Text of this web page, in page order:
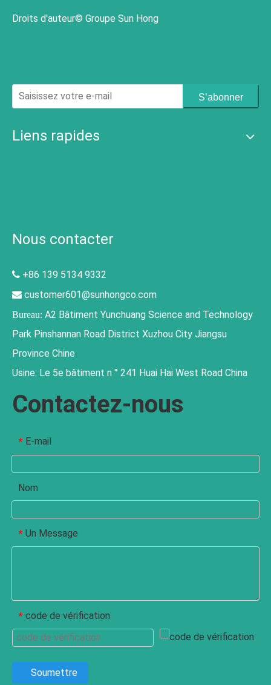
Droits d'auteur© Groupe Sun Hong
S’abonner
Liens rapides
Nous contacter
 +86 139 5134 9332
 customer601@sunhongco.com
Bureau: A2 Bâtiment Yunchuang Science and Technology
Park Pinshannan Road District Xuzhou City Jiangsu
Province Chine
Usine: Le 5e bâtiment n ° 241 Huai Hai West Road China
Contactez-nous
* E-mail
Nom
* Un Message
* code de vérification
Soumettre